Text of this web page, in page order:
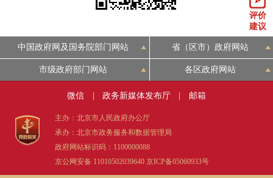
评价
建议
中国政府网及国务院部门网站 省（区市）政府网站
市级政府部门网站 各区政府网站
微信 政务新媒体发布厅 邮箱
主办：北京市人民政府办公厅
承办：北京市政务服务和数据管理局
政府网站标识码：1100000088
京公网安备 11010502039640 京ICP备05060933号